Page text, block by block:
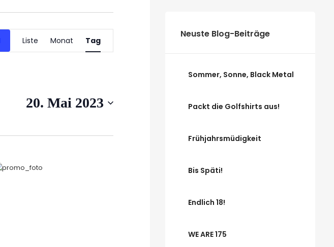
Veranstaltung
Ansichten-
Liste Monat Tag
20. Mai 2023
Neuste Blog-Beiträge
Sommer, Sonne, Black Metal
Packt die Golfshirts aus!
Frühjahrsmüdigkeit
Bis Späti!
Endlich 18!
WE ARE 175